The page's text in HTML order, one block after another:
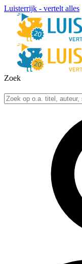
Luisterrijk - vertelt alles
Zoek